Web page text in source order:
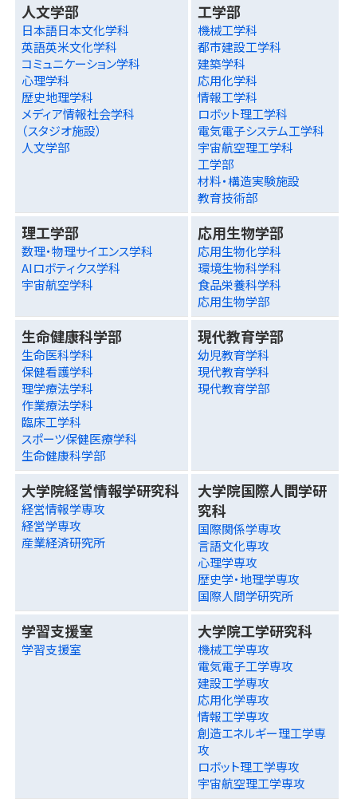
人文学部
日本語日本文化学科
英語英米文化学科
コミュニケーション学科
心理学科
歴史地理学科
メディア情報社会学科
（スタジオ施設）
人文学部
工学部
機械工学科
都市建設工学科
建築学科
応用化学科
情報工学科
ロボット理工学科
電気電子システム工学科
宇宙航空理工学科
工学部
材料・構造実験施設
教育技術部
理工学部
数理・物理サイエンス学科
AIロボティクス学科
宇宙航空学科
応用生物学部
応用生物化学科
環境生物科学科
食品栄養科学科
応用生物学部
生命健康科学部
生命医科学科
保健看護学科
理学療法学科
作業療法学科
臨床工学科
スポーツ保健医療学科
生命健康科学部
現代教育学部
幼児教育学科
現代教育学科
現代教育学部
大学院経営情報学研究科
経営情報学専攻
経営学専攻
産業経済研究所
大学院国際人間学研
究科
国際関係学専攻
言語文化専攻
心理学専攻
歴史学・地理学専攻
国際人間学研究所
学習支援室
学習支援室
大学院工学研究科
機械工学専攻
電気電子工学専攻
建設工学専攻
応用化学専攻
情報工学専攻
創造エネルギー理工学専
攻
ロボット理工学専攻
宇宙航空理工学専攻